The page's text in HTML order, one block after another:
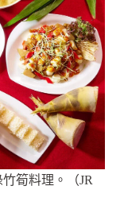
筍料理。（JR